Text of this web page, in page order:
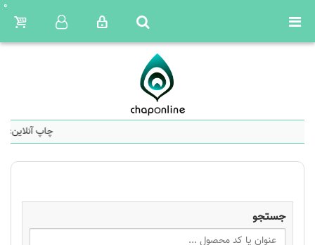
0
چاپ آنلاین:
جستجو